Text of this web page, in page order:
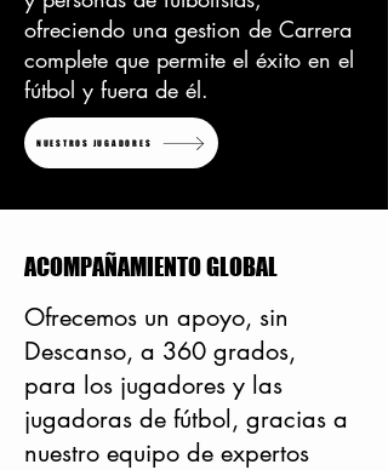
ofreciendo una gestion de Carrera
complete que permite el éxito en el
fútbol y fuera de él.
NUESTROS JUGADORES
ACOMPAÑAMIENTO GLOBAL
Ofrecemos un apoyo, sin
Descanso, a 360 grados,
para los jugadores y las
jugadoras de fútbol, gracias a
nuestro equipo de expertos